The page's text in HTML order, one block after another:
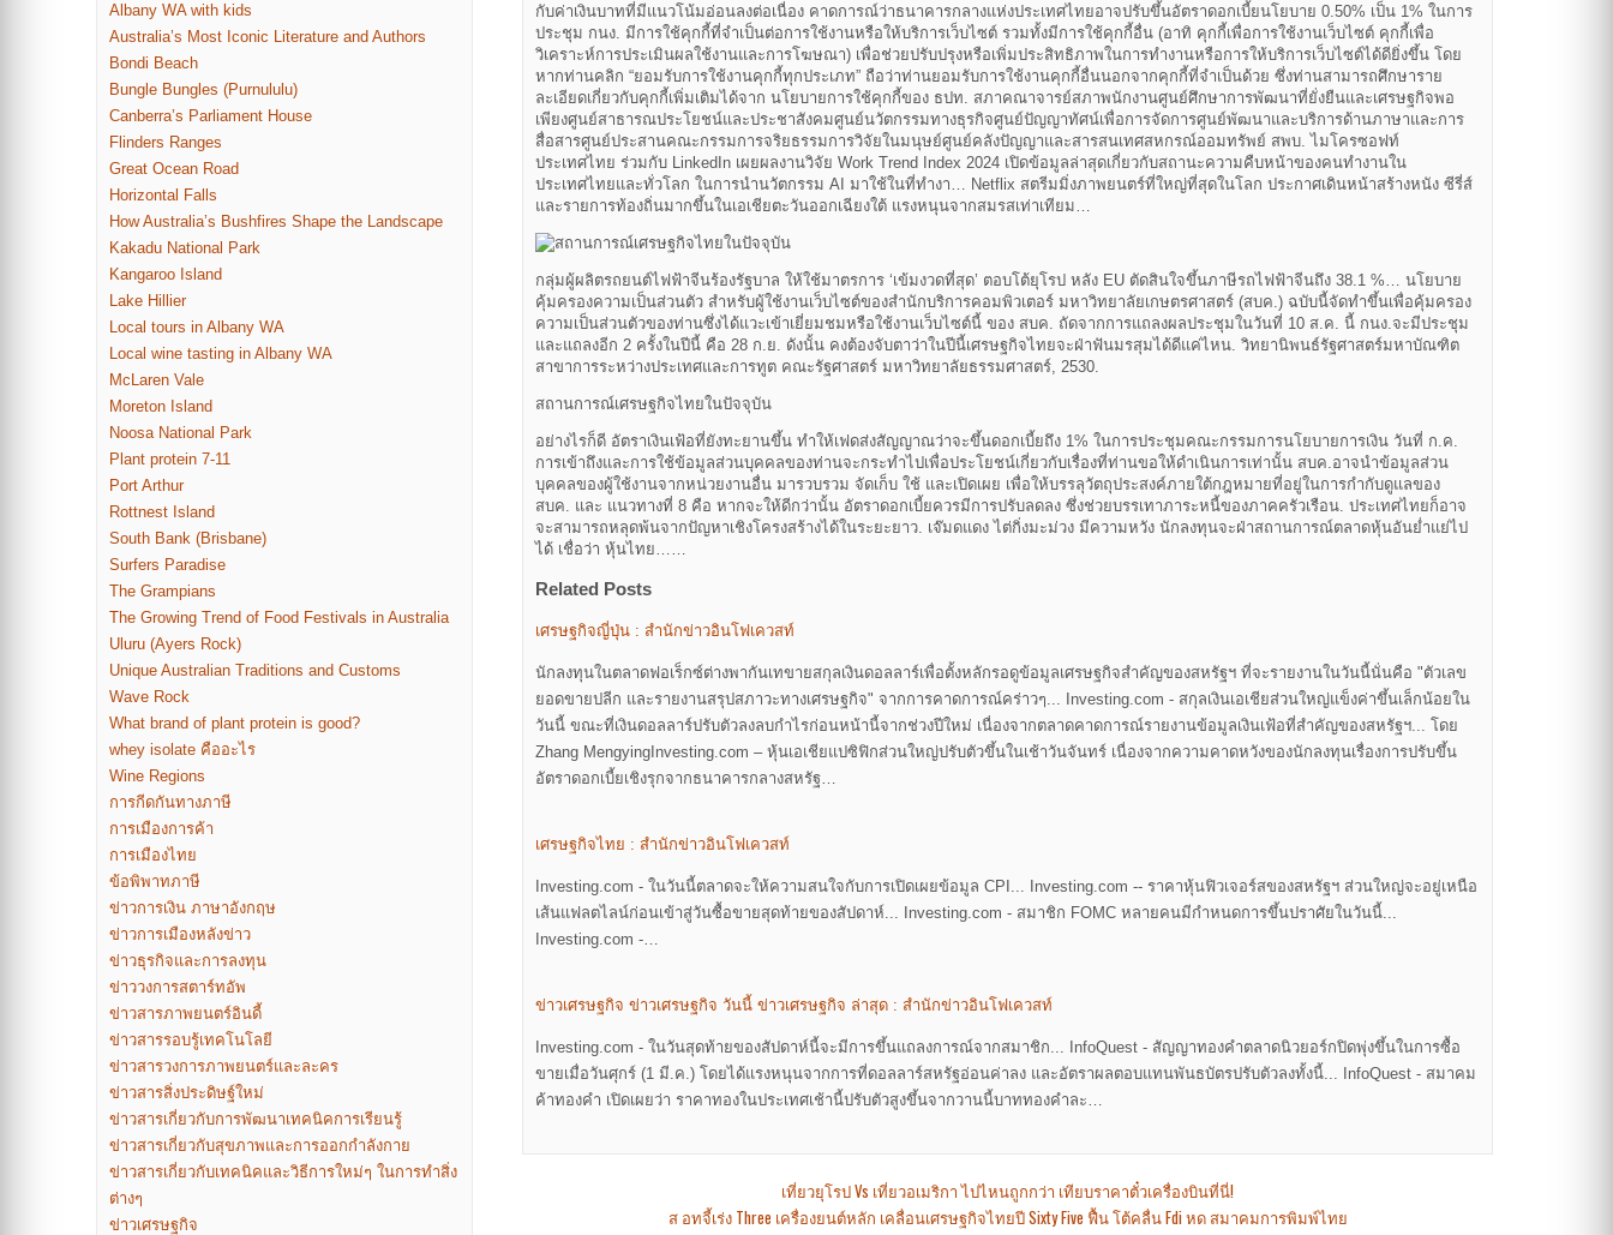
กับค่าเงินบาทที่มีแนวโน้มอ่อนลงต่อเนื่อง คาดการณ์ว่าธนาคารกลางแห่งประเทศไทยอาจปรับขึ้นอัตราดอกเบี้ยนโยบาย 0.50% เป็น 1% ในการ
ประชุม กนง. มีการใช้คุกกี้ที่จำเป็นต่อการใช้งานหรือให้บริการเว็บไซต์ รวมทั้งมีการใช้คุกกี้อื่น (อาทิ คุกกี้เพื่อการใช้งานเว็บไซต์ คุกกี้เพื่อ
วิเคราะห์การประเมินผลใช้งานและการโฆษณา) เพื่อช่วยปรับปรุงหรือเพิ่มประสิทธิภาพในการทำงานหรือการให้บริการเว็บไซต์ได้ดียิ่งขึ้น โดย
หากท่านคลิก “ยอมรับการใช้งานคุกกี้ทุกประเภท” ถือว่าท่านยอมรับการใช้งานคุกกี้อื่นนอกจากคุกกี้ที่จำเป็นด้วย ซึ่งท่านสามารถศึกษาราย
ละเอียดเกี่ยวกับคุกกี้เพิ่มเติมได้จาก นโยบายการใช้คุกกี้ของ ธปท. สภาคณาจารย์สภาพนักงานศูนย์ศึกษาการพัฒนาที่ยั่งยืนและเศรษฐกิจพอ
เพียงศูนย์สาธารณประโยชน์และประชาสังคมศูนย์นวัตกรรมทางธุรกิจศูนย์ปัญญาทัศน์เพื่อการจัดการศูนย์พัฒนาและบริการด้านภาษาและการ
สื่อสารศูนย์ประสานคณะกรรมการจริยธรรมการวิจัยในมนุษย์ศูนย์คลังปัญญาและสารสนเทศสหกรณ์ออมทรัพย์ สพบ. ไมโครซอฟท์
ประเทศไทย ร่วมกับ LinkedIn เผยผลงานวิจัย Work Trend Index 2024 เปิดข้อมูลล่าสุดเกี่ยวกับสถานะความคืบหน้าของคนทำงานใน
ประเทศไทยและทั่วโลก ในการนำนวัตกรรม AI มาใช้ในที่ทำงา… Netflix สตรีมมิ่งภาพยนตร์ที่ใหญ่ที่สุดในโลก ประกาศเดินหน้าสร้างหนัง ซีรี่ส์
และรายการท้องถิ่นมากขึ้นในเอเชียตะวันออกเฉียงใต้ แรงหนุนจากสมรสเท่าเทียม…
กลุ่มผู้ผลิตรถยนต์ไฟฟ้าจีนร้องรัฐบาล ให้ใช้มาตรการ ‘เข้มงวดที่สุด’ ตอบโต้ยุโรป หลัง EU ตัดสินใจขึ้นภาษีรถไฟฟ้าจีนถึง 38.1 %… นโยบาย
คุ้มครองความเป็นส่วนตัว สำหรับผู้ใช้งานเว็บไซต์ของสำนักบริการคอมพิวเตอร์ มหาวิทยาลัยเกษตรศาสตร์ (สบค.) ฉบับนี้จัดทำขึ้นเพื่อคุ้มครอง
ความเป็นส่วนตัวของท่านซึ่งได้แวะเข้าเยี่ยมชมหรือใช้งานเว็บไซต์นี้ ของ สบค. ถัดจากการแถลงผลประชุมในวันที่ 10 ส.ค. นี้ กนง.จะมีประชุม
และแถลงอีก 2 ครั้งในปีนี้ คือ 28 ก.ย. ดังนั้น คงต้องจับตาว่าในปีนี้เศรษฐกิจไทยจะฝ่าฟันมรสุมได้ดีแค่ไหน. วิทยานิพนธ์รัฐศาสตร์มหาบัณฑิต
สาขาการระหว่างประเทศและการทูต คณะรัฐศาสตร์ มหาวิทยาลัยธรรมศาสตร์, 2530.
สถานการณ์เศรษฐกิจไทยในปัจจุบัน
อย่างไรก็ดี อัตราเงินเฟ้อที่ยังทะยานขึ้น ทำให้เฟดส่งสัญญาณว่าจะขึ้นดอกเบี้ยถึง 1% ในการประชุมคณะกรรมการนโยบายการเงิน วันที่ ก.ค.
การเข้าถึงและการใช้ข้อมูลส่วนบุคคลของท่านจะกระทำไปเพื่อประโยชน์เกี่ยวกับเรื่องที่ท่านขอให้ดำเนินการเท่านั้น สบค.อาจนำข้อมูลส่วน
บุคคลของผู้ใช้งานจากหน่วยงานอื่น มารวบรวม จัดเก็บ ใช้ และเปิดเผย เพื่อให้บรรลุวัตถุประสงค์ภายใต้กฎหมายที่อยู่ในการกำกับดูแลของ
สบค. และ แนวทางที่ 8 คือ หากจะให้ดีกว่านั้น อัตราดอกเบี้ยควรมีการปรับลดลง ซึ่งช่วยบรรเทาภาระหนี้ของภาคครัวเรือน. ประเทศไทยก็อาจ
จะสามารถหลุดพ้นจากปัญหาเชิงโครงสร้างได้ในระยะยาว. เจ๊มดแดง ไต่กิ่งมะม่วง มีความหวัง นักลงทุนจะฝ่าสถานการณ์ตลาดหุ้นอันย่ำแย่ไป
ได้ เชื่อว่า หุ้นไทย……
Related Posts
เศรษฐกิจญี่ปุ่น : สำนักข่าวอินโฟเควสท์
นักลงทุนในตลาดฟอเร็กซ์ต่างพากันเทขายสกุลเงินดอลลาร์เพื่อตั้งหลักรอดูข้อมูลเศรษฐกิจสำคัญของสหรัฐฯ ที่จะรายงานในวันนี้นั่นคือ "ตัวเลข
ยอดขายปลีก และรายงานสรุปสภาวะทางเศรษฐกิจ" จากการคาดการณ์คร่าวๆ... Investing.com - สกุลเงินเอเชียส่วนใหญ่แข็งค่าขึ้นเล็กน้อยใน
วันนี้ ขณะที่เงินดอลลาร์ปรับตัวลงลบกำไรก่อนหน้านี้จากช่วงปีใหม่ เนื่องจากตลาดคาดการณ์รายงานข้อมูลเงินเฟ้อที่สำคัญของสหรัฐฯ... โดย
Zhang MengyingInvesting.com – หุ้นเอเชียแปซิฟิกส่วนใหญ่ปรับตัวขึ้นในเช้าวันจันทร์ เนื่องจากความคาดหวังของนักลงทุนเรื่องการปรับขึ้น
อัตราดอกเบี้ยเชิงรุกจากธนาคารกลางสหรัฐ…
เศรษฐกิจไทย : สำนักข่าวอินโฟเควสท์
Investing.com - ในวันนี้ตลาดจะให้ความสนใจกับการเปิดเผยข้อมูล CPI... Investing.com -- ราคาหุ้นฟิวเจอร์สของสหรัฐฯ ส่วนใหญ่จะอยู่เหนือ
เส้นแฟลตไลน์ก่อนเข้าสู่วันซื้อขายสุดท้ายของสัปดาห์... Investing.com - สมาชิก FOMC หลายคนมีกำหนดการขึ้นปราศัยในวันนี้...
Investing.com -…
ข่าวเศรษฐกิจ ข่าวเศรษฐกิจ วันนี้ ข่าวเศรษฐกิจ ล่าสุด : สำนักข่าวอินโฟเควสท์
Investing.com - ในวันสุดท้ายของสัปดาห์นี้จะมีการขึ้นแถลงการณ์จากสมาชิก... InfoQuest - สัญญาทองคำตลาดนิวยอร์กปิดพุ่งขึ้นในการซื้อ
ขายเมื่อวันศุกร์ (1 มี.ค.) โดยได้แรงหนุนจากการที่ดอลลาร์สหรัฐอ่อนค่าลง และอัตราผลตอบแทนพันธบัตรปรับตัวลงทั้งนี้... InfoQuest - สมาคม
ค้าทองคำ เปิดเผยว่า ราคาทองในประเทศเช้านี้ปรับตัวสูงขึ้นจากวานนี้บาททองคำละ…
เที่ยวยุโรป Vs เที่ยวอเมริกา ไปไหนถูกกว่า เทียบราคาตั๋วเครื่องบินที่นี่!
ส อทจี้เร่ง Three เครื่องยนต์หลัก เคลื่อนเศรษฐกิจไทยปี Sixty Five ฟื้น โต้คลื่น Fdi หด สมาคมการพิมพ์ไทย
Albany WA with kids
Australia’s Most Iconic Literature and Authors
Bondi Beach
Bungle Bungles (Purnululu)
Canberra’s Parliament House
Flinders Ranges
Great Ocean Road
Horizontal Falls
How Australia’s Bushfires Shape the Landscape
Kakadu National Park
Kangaroo Island
Lake Hillier
Local tours in Albany WA
Local wine tasting in Albany WA
McLaren Vale
Moreton Island
Noosa National Park
Plant protein 7-11
Port Arthur
Rottnest Island
South Bank (Brisbane)
Surfers Paradise
The Grampians
The Growing Trend of Food Festivals in Australia
Uluru (Ayers Rock)
Unique Australian Traditions and Customs
Wave Rock
What brand of plant protein is good?
whey isolate คืออะไร
Wine Regions
การกีดกันทางภาษี
การเมืองการค้า
การเมืองไทย
ข้อพิพาทภาษี
ข่าวการเงิน ภาษาอังกฤษ
ข่าวการเมืองหลังข่าว
ข่าวธุรกิจและการลงทุน
ข่าววงการสตาร์ทอัพ
ข่าวสารภาพยนตร์อินดี้
ข่าวสารรอบรู้เทคโนโลยี
ข่าวสารวงการภาพยนตร์และละคร
ข่าวสารสิ่งประดิษฐ์ใหม่
ข่าวสารเกี่ยวกับการพัฒนาเทคนิคการเรียนรู้
ข่าวสารเกี่ยวกับสุขภาพและการออกกำลังกาย
ข่าวสารเกี่ยวกับเทคนิคและวิธีการใหม่ๆ ในการทำสิ่ง
ต่างๆ
ข่าวเศรษฐกิจ